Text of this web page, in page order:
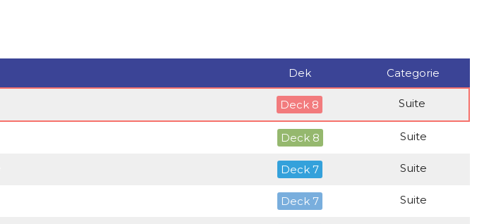
Dek Categorie
Deck 8 Suite
Deck 8 Suite
Deck 7 Suite
Deck 7 Suite